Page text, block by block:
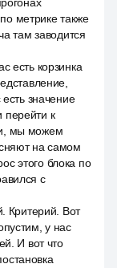
метрике также
там заводится
есть корзинка
значение
перейти к
мы можем
на самом
этого блока по
с
Критерий. Вот
у нас
И вот что